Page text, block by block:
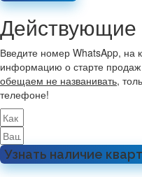
Действующие
Введите номер WhatsApp, на
информацию о старте
обещаем не названивать,
телефоне!
Узнать наличие